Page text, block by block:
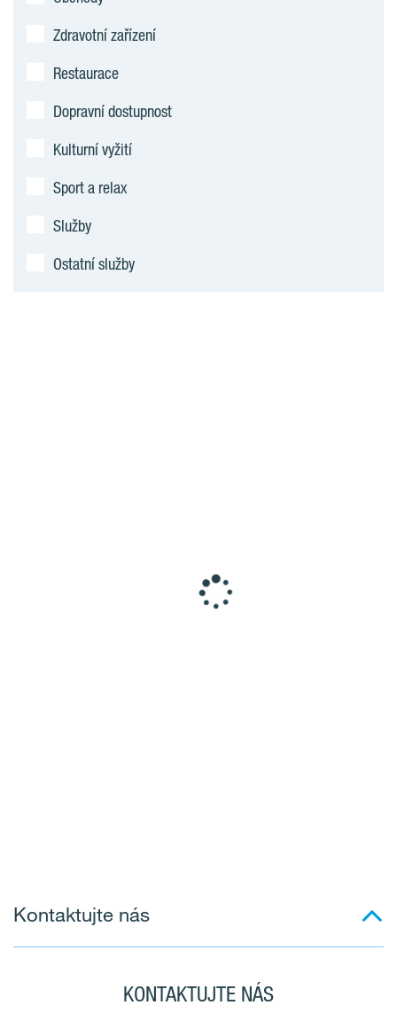
Zdravotní zařízení
Restaurace
Dopravní dostupnost
Kulturní vyžití
Sport a relax
Služby
Ostatní služby
Kontaktujte nás
KONTAKTUJTE NÁS